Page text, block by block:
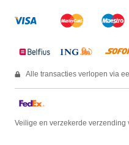
Alle transacties verlopen via
Veilige en verzekerde verzending